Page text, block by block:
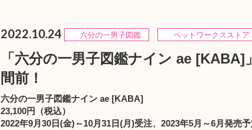
2022.10.24 六分の一男子図鑑 ペットワークスストア
「六分の一男子図鑑ナイン ae [KABA]
間前！
六分の一男子図鑑ナイン ae [KABA]
23,100円（税込）
2022年9月30日(金)～10月31日(月)受注、2023年5月～6月発売予